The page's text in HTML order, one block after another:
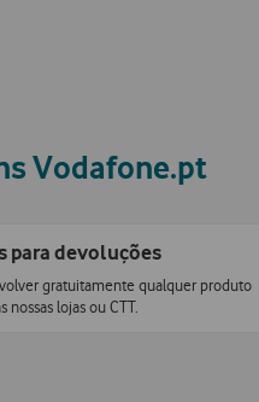
Vodafone.pt
para devoluções
gratuitamente qualquer produto
nossas lojas ou CTT.